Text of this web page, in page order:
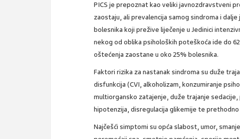
PICS je prepoznat kao veliki javnozdravstveni
zaostaju, ali prevalencija samog sindroma i
bolesnika koji prežive liječenje u Jedinici
nekog od oblika psiholoških poteškoća ide do
oštećenja zaostane u oko 25% bolesnika.
Faktori rizika za nastanak sindroma su duže
disfunkcija (CVI, alkoholizam, konzumiranje
multiorgansko zatajenje, duže trajanje
hipotenzija, disregulacija glikemije te
Najčešći simptomi su opća slabost, umor,